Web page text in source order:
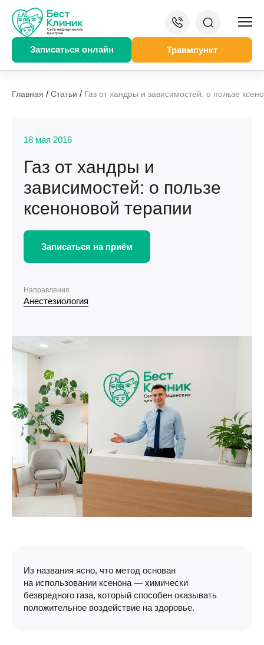
Записаться онлайн Травмпункт
Главная / Статьи / Газ от хандры и зависимостей: о пользе
18 мая 2016
Газ от хандры и
зависимостей: о пользе
ксеноновой терапии
Записаться на приём
Направления
Анестезиология
Из названия ясно, что метод основан
на использовании ксенона — химически
безвредного газа, который способен оказывать
положительное воздействие на здоровье.